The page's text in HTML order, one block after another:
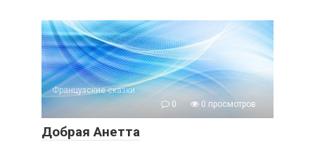
Французские сказки
0
0 просмотров
Добрая Анетта